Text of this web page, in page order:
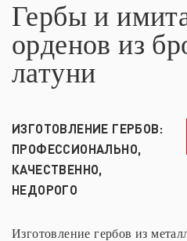
Гербы и
орденов из
латуни
ИЗГОТОВЛЕНИЕ ГЕРБОВ:
ПРОФЕССИОНАЛЬНО,
КАЧЕСТВЕННО,
НЕДОРОГО
Изготовление гербов из